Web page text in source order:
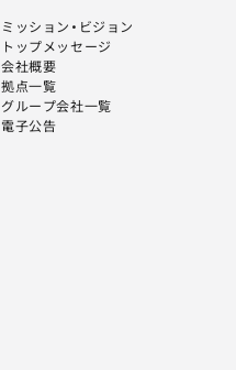
ミッション・ビジョン
トップメッセージ
会社概要
拠点一覧
グループ会社一覧
電子公告